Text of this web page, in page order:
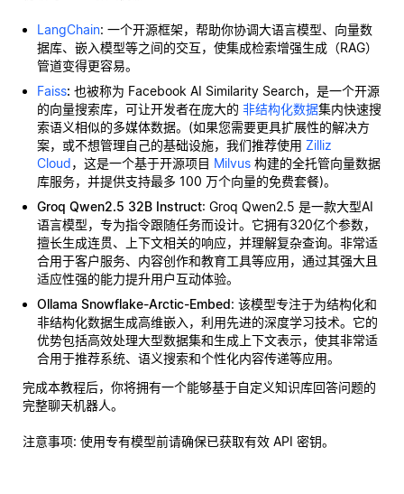
LangChain: 一个开源框架，帮助你协调大语言模型、向量数
据库、嵌入模型等之间的交互，使集成检索增强生成（RAG）
管道变得更容易。
Faiss: 也被称为 Facebook AI Similarity Search，是一个开源
的向量搜索库，可让开发者在庞大的 非结构化数据集内快速搜
索语义相似的多媒体数据。(如果您需要更具扩展性的解决方
案，或不想管理自己的基础设施，我们推荐使用 Zilliz
Cloud，这是一个基于开源项目 Milvus 构建的全托管向量数据
库服务，并提供支持最多 100 万个向量的免费套餐)。
Groq Qwen2.5 32B Instruct: Groq Qwen2.5 是一款大型AI
语言模型，专为指令跟随任务而设计。它拥有320亿个参数，
擅长生成连贯、上下文相关的响应，并理解复杂查询。非常适
合用于客户服务、内容创作和教育工具等应用，通过其强大且
适应性强的能力提升用户互动体验。
Ollama Snowflake-Arctic-Embed: 该模型专注于为结构化和
非结构化数据生成高维嵌入，利用先进的深度学习技术。它的
优势包括高效处理大型数据集和生成上下文表示，使其非常适
合用于推荐系统、语义搜索和个性化内容传递等应用。
完成本教程后，你将拥有一个能够基于自定义知识库回答问题的
完整聊天机器人。
注意事项: 使用专有模型前请确保已获取有效 API 密钥。